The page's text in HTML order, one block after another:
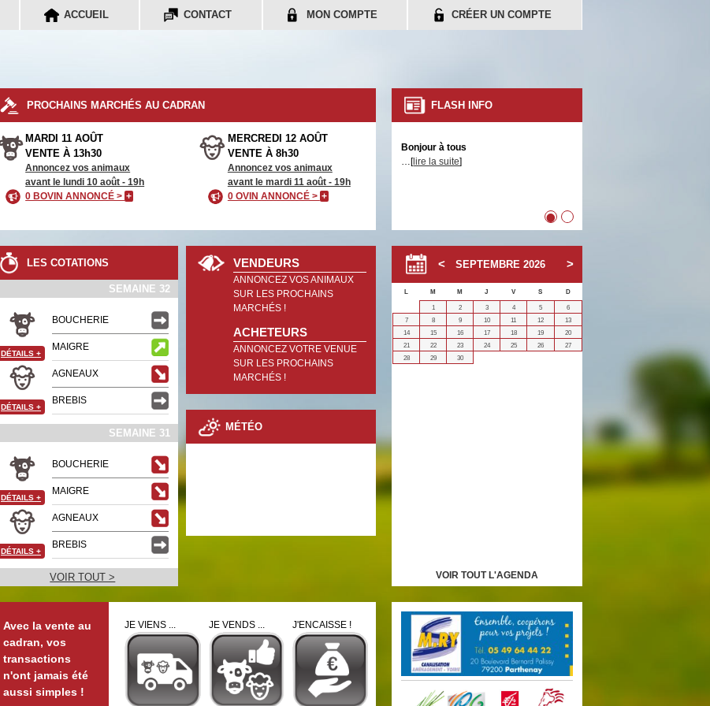
ACCUEIL CONTACT MON COMPTE CRÉER UN COMPTE
PROCHAINS MARCHÉS AU CADRAN
MARDI 11 AOÛT
VENTE À 13h30
Annoncez vos animaux
avant le lundi 10 août - 19h
0 BOVIN ANNONCÉ >+
MERCREDI 12 AOÛT
VENTE À 8h30
Annoncez vos animaux
avant le mardi 11 août - 19h
0 OVIN ANNONCÉ > +
FLASH INFO
Bonjour à tous
…[lire la suite]
••
LES COTATIONS
SEMAINE 32
BOUCHERIE
MAIGRE
DÉTAILS +
AGNEAUX
BREBIS
DÉTAILS +
SEMAINE 31
BOUCHERIE
MAIGRE
DÉTAILS +
AGNEAUX
BREBIS
DÉTAILS +
VOIR TOUT >
VENDEURS
ANNONCEZ VOS ANIMAUX
SUR LES PROCHAINS
MARCHÉS !
ACHETEURS
ANNONCEZ VOTRE VENUE
SUR LES PROCHAINS
MARCHÉS !
MÉTÉO
SEPTEMBRE 2026
L M M J V S
D
1
2 3 4 5
6
7
8 9 10 11 12
13
14
15 16 17 18 19
20
21
22 23 24 25 26
27
28
29 30
VOIR TOUT L'AGENDA
Avec la vente au
cadran, vos
transactions
n'ont jamais été
aussi simples !
JE VIENS ... JE VENDS ... J'ENCAISSE !